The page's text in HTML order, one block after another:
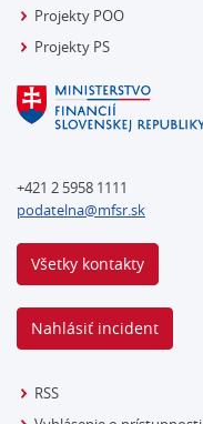
Projekty POO
Projekty PS
+421 2 5958 1111
podatelna@mfsr.sk
Všetky kontakty
Nahlásiť incident
RSS